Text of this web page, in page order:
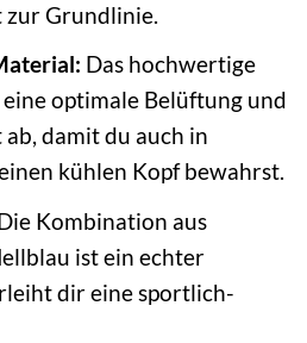
Grundlinie.
Das hochwertige
optimale Belüftung und
damit du auch in
kühlen Kopf bewahrst.
Kombination aus
ist ein echter
dir eine sportlich-